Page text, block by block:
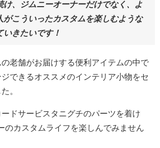
け、ジムニーオーナーだけでなく、よ
がこういったカスタムを楽しむような
いきたいです！
老舗がお届けする便利アイテムの中で
できるオススメのインテリア小物をセ
。
ドサービスタニグチのパーツを着け
のカスタムライフを楽しんでみません